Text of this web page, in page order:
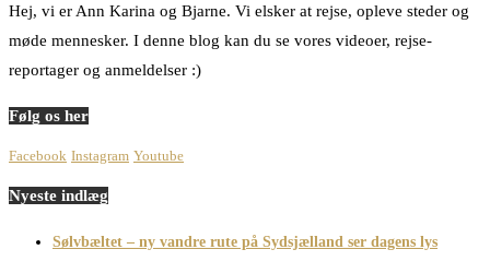
Hej, vi er Ann Karina og Bjarne. Vi elsker at rejse, opleve steder og
møde mennesker. I denne blog kan du se vores videoer, rejse-
reportager og anmeldelser :)
Følg os her
Facebook Instagram Youtube
Nyeste indlæg
Sølvbæltet – ny vandre rute på Sydsjælland ser dagens lys